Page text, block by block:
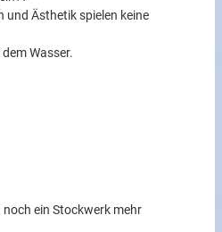
und Ästhetik spielen keine
Wasser.
ein Stockwerk mehr